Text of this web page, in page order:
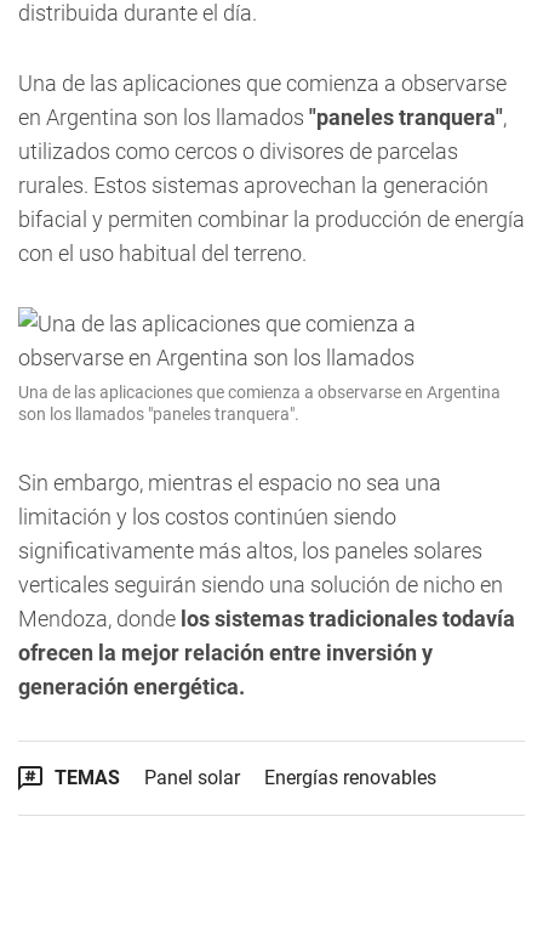
distribuida durante el día.
Una de las aplicaciones que comienza a observarse
en Argentina son los llamados "paneles tranquera",
utilizados como cercos o divisores de parcelas
rurales. Estos sistemas aprovechan la generación
bifacial y permiten combinar la producción de energía
con el uso habitual del terreno.
Una de las aplicaciones que comienza a observarse en Argentina
son los llamados "paneles tranquera".
Sin embargo, mientras el espacio no sea una
limitación y los costos continúen siendo
significativamente más altos, los paneles solares
verticales seguirán siendo una solución de nicho en
Mendoza, donde los sistemas tradicionales todavía
ofrecen la mejor relación entre inversión y
generación energética.
TEMAS Panel solar Energías renovables